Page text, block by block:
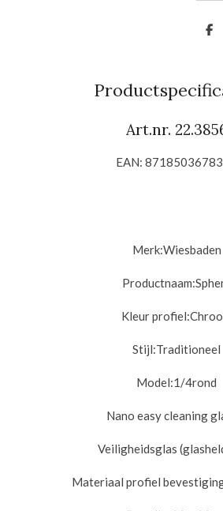
D
n
Art.nr.
EAN:
Merk:Wiesbaden
Kleur profiel:
Stijl:Traditioneel
Model:1/4rond
Nano easy cleaning
Veiligheidsglas
Materiaal profiel